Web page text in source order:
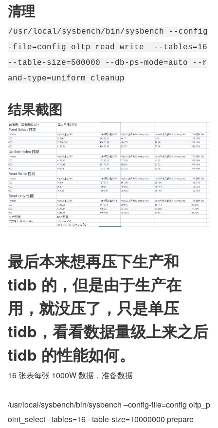
清理
/usr/local/sysbench/bin/sysbench --config
-file=config oltp_read_write  --tables=16
--table-size=500000 --db-ps-mode=auto --r
and-type=uniform cleanup
结果截图
最后本来想再压下生产和
tidb 的，但是由于生产在
用，就没压了，只是单压
tidb，看看数据量级上来之后
tidb 的性能如何。
16 张表每张 1000W 数据，准备数据
/usr/local/sysbench/bin/sysbench –config-file=config oltp_p
oint_select –tables=16 –table-size=10000000 prepare